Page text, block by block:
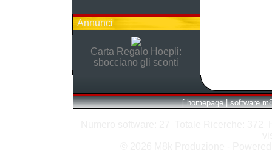
Annunci
Carta Regalo Hoepli:
sbocciano gli sconti
[ homepage | software